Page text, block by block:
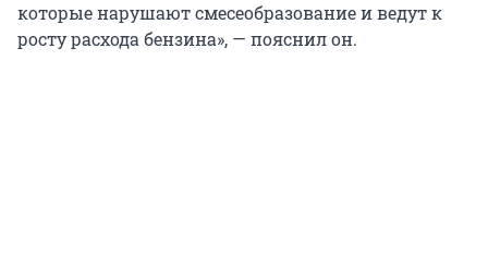
которые нарушают смесеобразование и ведут к
росту расхода бензина», — пояснил он.